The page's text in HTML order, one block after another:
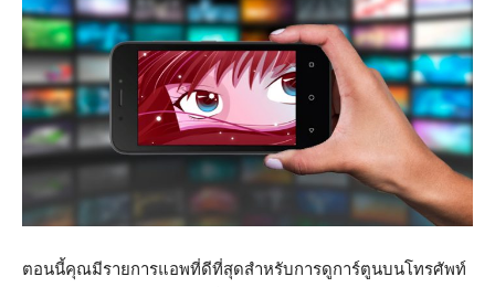
ตอนนี้คุณมีรายการแอพที่ดีที่สุดสำหรับการดูการ์ตูนบนโทรศัพท์